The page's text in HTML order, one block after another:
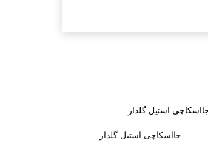
جااسکاچی استیل گلدار